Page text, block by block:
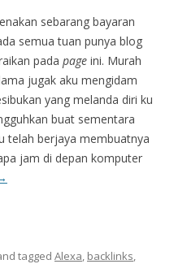
sebarang bayaran
semua tuan punya blog
pada page ini. Murah
jugak aku mengidam
yang melanda diri ku
buat sementara
telah berjaya membuatnya
jam di depan komputer
tagged Alexa, backlinks,